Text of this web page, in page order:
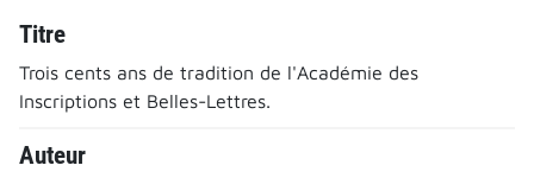
Titre
Trois cents ans de tradition de l'Académie des
Inscriptions et Belles-Lettres.
Auteur